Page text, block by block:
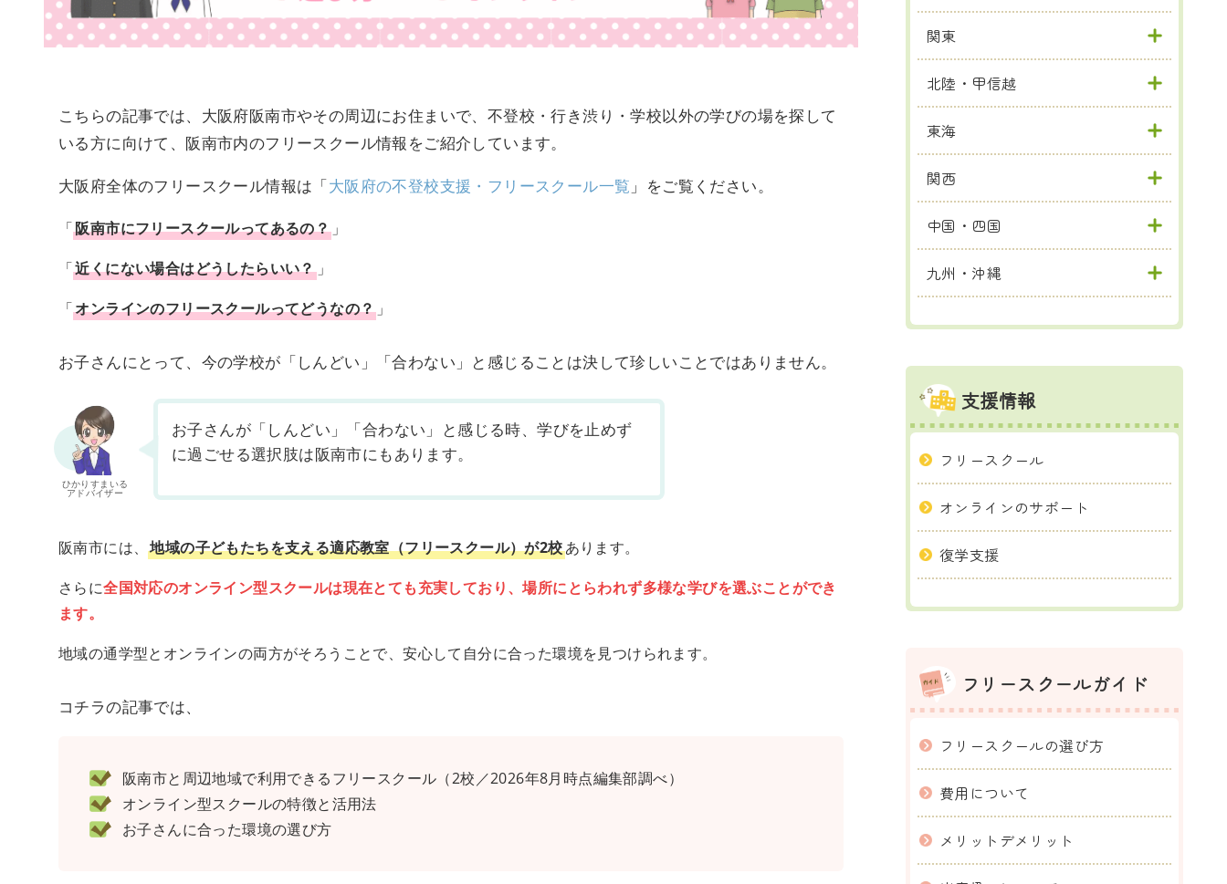
こちらの記事では、大阪府阪南市やその周辺にお住まいで、不登校・行き渋り・学校以外の学びの場を探して
いる方に向けて、阪南市内のフリースクール情報をご紹介しています。
大阪府全体のフリースクール情報は「大阪府の不登校支援・フリースクール一覧 」をご覧ください。
「阪南市にフリースクールってあるの？ 」
「近くにない場合はどうしたらいい？」
「オンラインのフリースクールってどうなの？ 」
お子さんにとって、今の学校が「しんどい」「合わない」と感じることは決して珍しいことではありません。
ひかりすまいる
アドバイザー
お子さんが「しんどい」「合わない」と感じる時、学びを止めず
に過ごせる選択肢は阪南市にもあります。
阪南市には、地域の子どもたちを支える適応教室（フリースクール）が2校あります。
さらに全国対応のオンライン型スクールは現在とても充実しており、場所にとらわれず多様な学びを選ぶことができ
ます。
地域の通学型とオンラインの両方がそろうことで、安心して自分に合った環境を見つけられます。
コチラの記事では、
阪南市と周辺地域で利用できるフリースクール（2校／2026年8月時点編集部調べ）
オンライン型スクールの特徴と活用法
お子さんに合った環境の選び方
関東
北陸・甲信越
東海
関西
中国・四国
九州・沖縄
支援情報
フリースクール
オンラインのサポート
復学支援
フリースクールガイド
フリースクールの選び方
費用について
メリットデメリット